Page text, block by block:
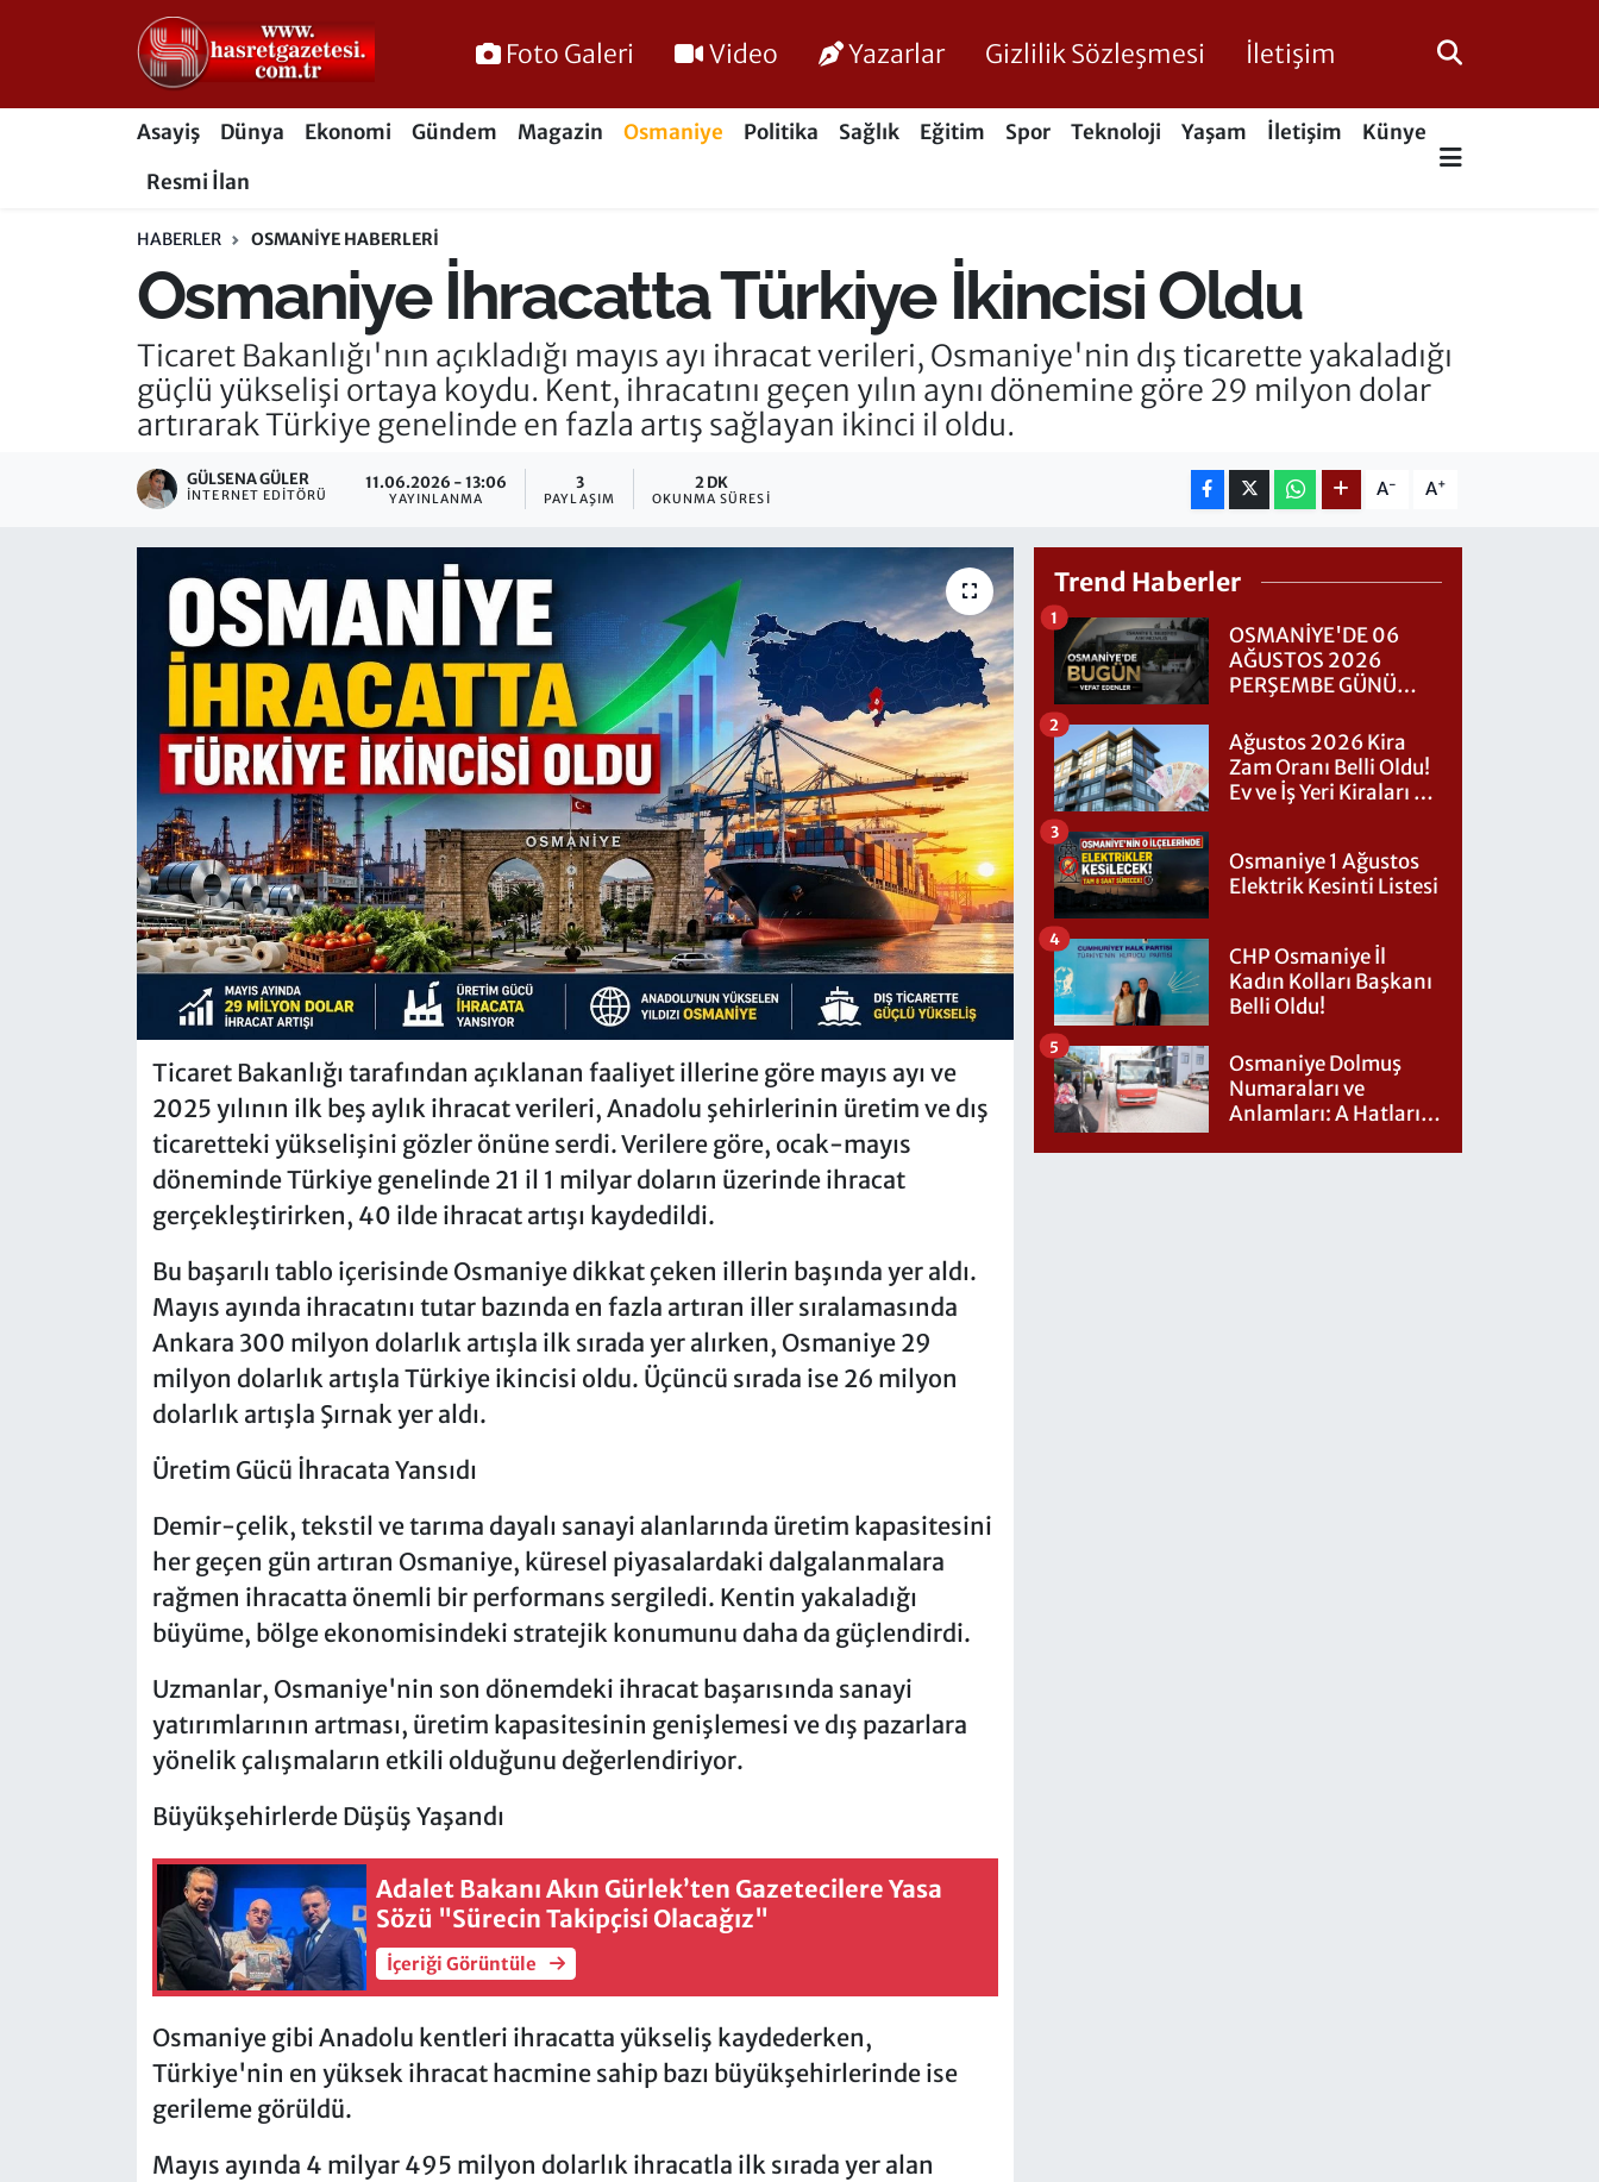
Foto Galeri Video Yazarlar Gizlilik Sözleşmesi İletişim
Asayiş Dünya Ekonomi Gündem Magazin Osmaniye Politika Sağlık Eğitim Spor Teknoloji Yaşam İletişim
Künye
Resmi İlan
HABERLER OSMANIYE HABERLERI
Osmaniye İhracatta Türkiye İkincisi Oldu
Ticaret Bakanlığı'nın açıkladığı mayıs ayı ihracat verileri, Osmaniye'nin dış ticarette yakaladığı
güçlü yükselişi ortaya koydu. Kent, ihracatını geçen yılın aynı dönemine göre 29 milyon dolar
artırarak Türkiye genelinde en fazla artış sağlayan ikinci il oldu.
GÜLSENA GÜLER
İNTERNET EDITÖRÜ
11.06.2026 - 13:06
YAYINLANMA
3
PAYLAŞIM
2 DK
OKUNMA SÜRESI A- A+
Ticaret Bakanlığı tarafından açıklanan faaliyet illerine göre mayıs ayı ve
2025 yılının ilk beş aylık ihracat verileri, Anadolu şehirlerinin üretim ve dış
ticaretteki yükselişini gözler önüne serdi. Verilere göre, ocak-mayıs
döneminde Türkiye genelinde 21 il 1 milyar doların üzerinde ihracat
gerçekleştirirken, 40 ilde ihracat artışı kaydedildi.
Bu başarılı tablo içerisinde Osmaniye dikkat çeken illerin başında yer aldı.
Mayıs ayında ihracatını tutar bazında en fazla artıran iller sıralamasında
Ankara 300 milyon dolarlık artışla ilk sırada yer alırken, Osmaniye 29
milyon dolarlık artışla Türkiye ikincisi oldu. Üçüncü sırada ise 26 milyon
dolarlık artışla Şırnak yer aldı.
Üretim Gücü İhracata Yansıdı
Demir-çelik, tekstil ve tarıma dayalı sanayi alanlarında üretim kapasitesini
her geçen gün artıran Osmaniye, küresel piyasalardaki dalgalanmalara
rağmen ihracatta önemli bir performans sergiledi. Kentin yakaladığı
büyüme, bölge ekonomisindeki stratejik konumunu daha da güçlendirdi.
Uzmanlar, Osmaniye'nin son dönemdeki ihracat başarısında sanayi
yatırımlarının artması, üretim kapasitesinin genişlemesi ve dış pazarlara
yönelik çalışmaların etkili olduğunu değerlendiriyor.
Büyükşehirlerde Düşüş Yaşandı
Adalet Bakanı Akın Gürlek’ten Gazetecilere Yasa
Sözü "Sürecin Takipçisi Olacağız"
İçeriği Görüntüle
Osmaniye gibi Anadolu kentleri ihracatta yükseliş kaydederken,
Türkiye'nin en yüksek ihracat hacmine sahip bazı büyükşehirlerinde ise
gerileme görüldü.
Mayıs ayında 4 milyar 495 milyon dolarlık ihracatla ilk sırada yer alan
Trend Haberler
OSMANİYE'DE 06
AĞUSTOS 2026
PERŞEMBE GÜNÜ
1
Ağustos 2026 Kira
Zam Oranı Belli Oldu!
Ev ve İş Yeri Kiraları Ne
2
Osmaniye 1 Ağustos
Elektrik Kesinti Listesi
3
CHP Osmaniye İl
Kadın Kolları Başkanı
Belli Oldu!
4
Osmaniye Dolmuş
Numaraları ve
Anlamları: A Hatları
5
Osmaniye Nöbetçi Eczaneler
Osmaniye Hava Durumu
Süper Lig Puan Durumu ve Fikstür
Son Dakika Haberleri